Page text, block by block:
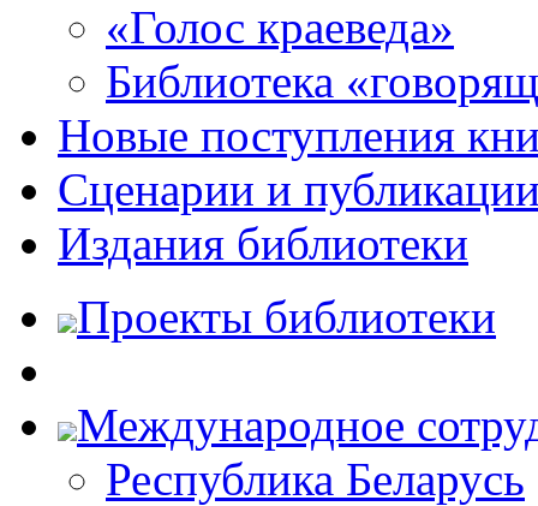
«Голос краеведа»
Библиотека
Новые поступления
Сценарии и
Издания библиотеки
Проекты библиотеки
Международное
Республика Беларусь